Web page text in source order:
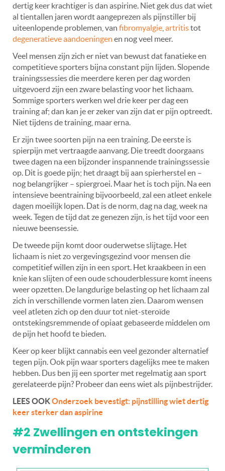
dertig keer krachtiger is dan aspirine. Niet gek dus dat wiet
al tientallen jaren wordt aangeprezen als pijnstiller bij
uiteenlopende problemen, van fibromyalgie artritistot
degeneratieve aandoeningen en nog veel meer.
Veel mensen zijn zich er niet van bewust dat fanatieke en
competitieve sporters bijna constant pijn lijden. Slopende
trainingssessies die meerdere keren per dag worden
uitgevoerd zijn een zware belasting voor het lichaam.
Sommige sporters werken wel drie keer per dag een
training af; dan kan je er zeker van zijn dat er pijn optreedt.
Niet tijdens de training, maar erna.
Er zijn twee soorten pijn na een training. De eerste is
spierpijn met vertraagde aanvang. Die treedt doorgaans
twee dagen na een bijzonder inspannende trainingssessie
op. Dit is goede pijn; het draagt bij aan spierherstel en –
nog belangrijker – spiergroei. Maar het is toch pijn. Na een
intensieve beentraining bijvoorbeeld, zal een atleet enkele
dagen moeilijk lopen. Dat is de norm, dag na dag, week na
week. Tegen de tijd dat ze genezen zijn, is het tijd voor een
nieuwe beensessie.
De tweede pijn komt door ouderwetse slijtage. Het
lichaam is niet zo vergevingsgezind voor mensen die
competitief willen zijn in een sport. Het kraakbeen in een
knie kan slijten of een oude schouderblessure komt ineens
weer opzetten. De langdurige belasting op het lichaam zal
zich in verschillende vormen laten zien. Daarom wensen
veel atleten zich op den duur tot niet-steroïde
ontstekingsremmende of opiaat gebaseerde middelen om
de pijn het hoofd te bieden.
Keer op keer blijkt cannabis een veel gezonder alternatief
tegen pijn. Ook pijn waar sporters dagelijks mee te maken
hebben. Dus ben jij een sporter met regelmatig aan sport
gerelateerde pijn? Probeer dan eens wiet als pijnbestrijder.
LEES OOKOnderzoek bevestigt: pijnstilling wiet dertig
keer sterker dan aspirine
#2 Zwellingen en ontstekingen
verminderen